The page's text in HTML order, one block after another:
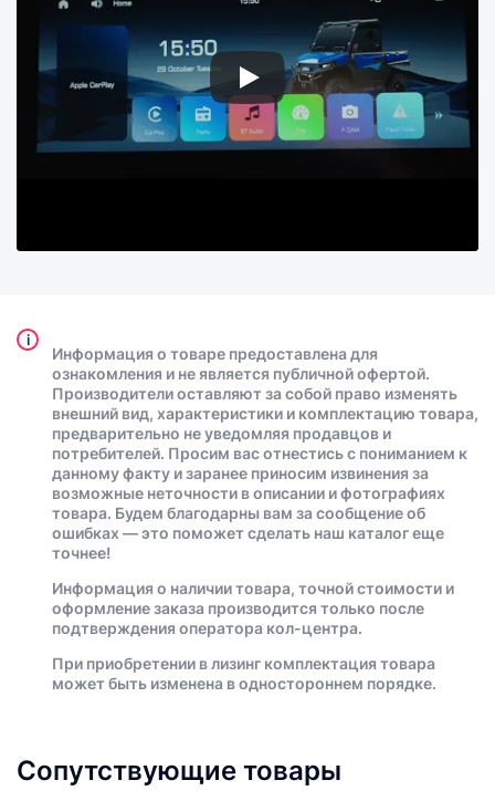
i
Информация о товаре предоставлена для
ознакомления и не является публичной офертой.
Производители оставляют за собой право изменять
внешний вид, характеристики и комплектацию товара,
предварительно не уведомляя продавцов и
потребителей. Просим вас отнестись с пониманием к
данному факту и заранее приносим извинения за
возможные неточности в описании и фотографиях
товара. Будем благодарны вам за сообщение об
ошибках — это поможет сделать наш каталог еще
точнее!
Информация о наличии товара, точной стоимости и
оформление заказа производится только после
подтверждения оператора кол-центра.
При приобретении в лизинг комплектация товара
может быть изменена в одностороннем порядке.
Сопутствующие товары